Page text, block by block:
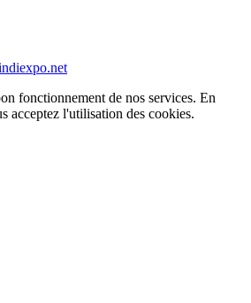
fonctionnement de nos services. En
acceptez l'utilisation des cookies.